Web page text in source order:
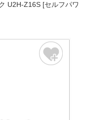
U2H-Z16S [セルフパワ